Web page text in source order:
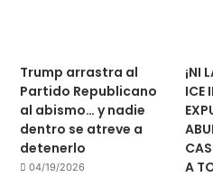
Trump arrastra al
Partido Republicano
al abismo… y nadie
dentro se atreve a
detenerlo
04/19/2026
¡NI
ICE
A